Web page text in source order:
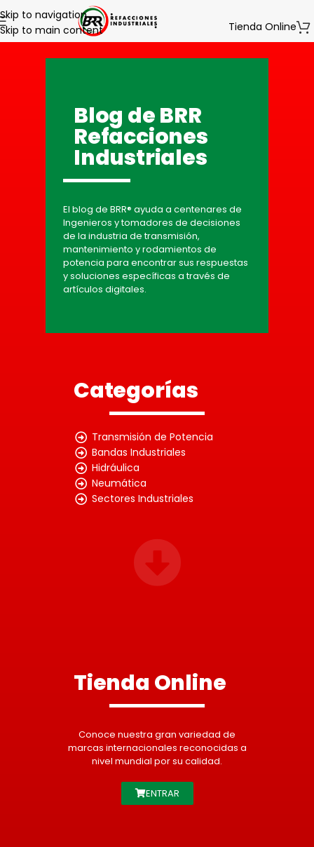
Skip to navigation
Skip to main content
Tienda Online
Blog de BRR
Refacciones
Industriales
El blog de BRR® ayuda a centenares de
Ingenieros y tomadores de decisiones
de la industria de transmisión,
mantenimiento y rodamientos de
potencia para encontrar sus respuestas
y soluciones específicas a través de
artículos digitales.
Categorías
Transmisión de Potencia
Bandas Industriales
Hidráulica
Neumática
Sectores Industriales
Tienda Online
Conoce nuestra gran variedad de
marcas internacionales reconocidas a
nivel mundial por su calidad.
ENTRAR